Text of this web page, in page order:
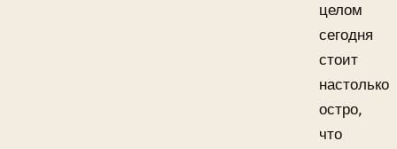
целом
сегодня
стоит
настолько
остро,
что